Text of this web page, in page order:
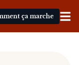
ça marche